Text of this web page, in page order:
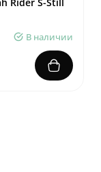
В наличии